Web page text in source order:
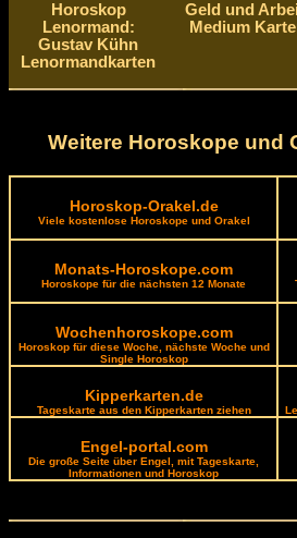
Horoskop
Lenormand:
Gustav Kühn
Lenormandkarten
Geld und
Medium
Weitere Horoskope und
Horoskop-Orakel.de
Viele kostenlose Horoskope und Orakel
Monats-Horoskope.com
Horoskope für die nächsten 12 Monate
Wochenhoroskope.com
Horoskop für diese Woche, nächste Woche und
Single Horoskop
Kipperkarten.de
Tageskarte aus den Kipperkarten ziehen
Engel-portal.com
Die große Seite über Engel, mit Tageskarte,
Informationen und Horoskop